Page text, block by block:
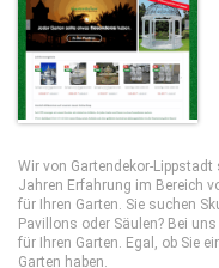
Wir von Gartendekor-
Jahren Erfahrung im Bereich
für Ihren Garten. Sie suchen
Pavillons oder Säulen? Bei
für Ihren Garten. Egal, ob Sie
Garten haben.